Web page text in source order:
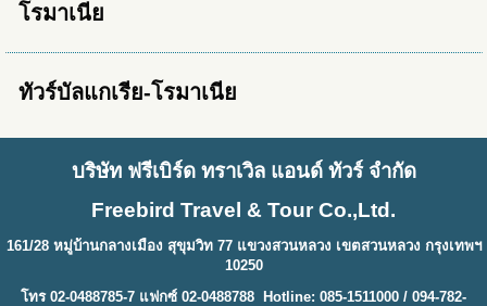
โรมาเนีย
ทัวร์บัลแกเรีย-โรมาเนีย
บริษัท ฟรีเบิร์ด ทราเวิล แอนด์ ทัวร์ จำกัด
Freebird Travel & Tour Co.,Ltd.
161/28 หมู่บ้านกลางเมือง สุขุมวิท 77 แขวงสวนหลวง เขตสวนหลวง กรุงเทพฯ
10250
โทร 02-0488785-7 แฟกซ์ 02-0488788 Hotline: 085-1511000 / 094-782-